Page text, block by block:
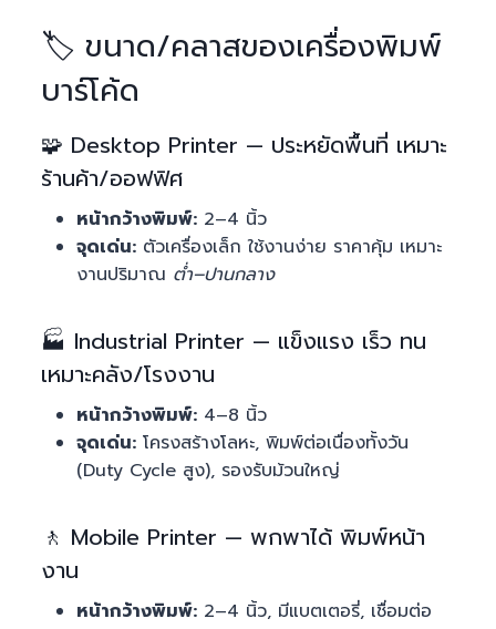
🏷️ ขนาด/คลาสของเครื่องพิมพ์
บาร์โค้ด
🧩 Desktop Printer — ประหยัดพื้นที่ เหมาะ
ร้านค้า/ออฟฟิศ
หน้ากว้างพิมพ์: 2–4 นิ้ว
จุดเด่น: ตัวเครื่องเล็ก ใช้งานง่าย ราคาคุ้ม เหมาะ
งานปริมาณ ต่ำ–ปานกลาง
🏭 Industrial Printer — แข็งแรง เร็ว ทน
เหมาะคลัง/โรงงาน
หน้ากว้างพิมพ์: 4–8 นิ้ว
จุดเด่น: โครงสร้างโลหะ, พิมพ์ต่อเนื่องทั้งวัน
(Duty Cycle สูง), รองรับม้วนใหญ่
🚶 Mobile Printer — พกพาได้ พิมพ์หน้า
งาน
หน้ากว้างพิมพ์: 2–4 นิ้ว, มีแบตเตอรี่, เชื่อมต่อ